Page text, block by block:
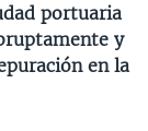
portuaria
y
en la